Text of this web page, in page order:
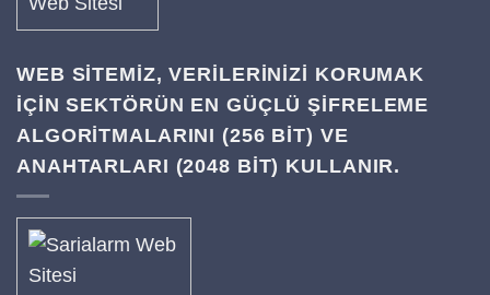
WEB SITEMIZ, VERILERINIZI KORUMAK
IÇIN SEKTÖRÜN EN GÜÇLÜ ŞIFRELEME
ALGORITMALARINI (256 BIT) VE
ANAHTARLARI (2048 BIT) KULLANIR.